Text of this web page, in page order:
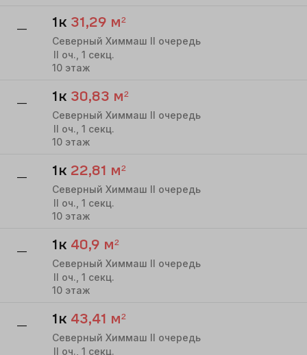
— 1к 31,29 м²
Северный Химмаш II очередь
II оч., 1 секц.
10 этаж
— 1к 30,83 м²
Северный Химмаш II очередь
II оч., 1 секц.
10 этаж
— 1к 22,81 м²
Северный Химмаш II очередь
II оч., 1 секц.
10 этаж
— 1к 40,9 м²
Северный Химмаш II очередь
II оч., 1 секц.
10 этаж
— 1к 43,41 м²
Северный Химмаш II очередь
II оч., 1 секц.